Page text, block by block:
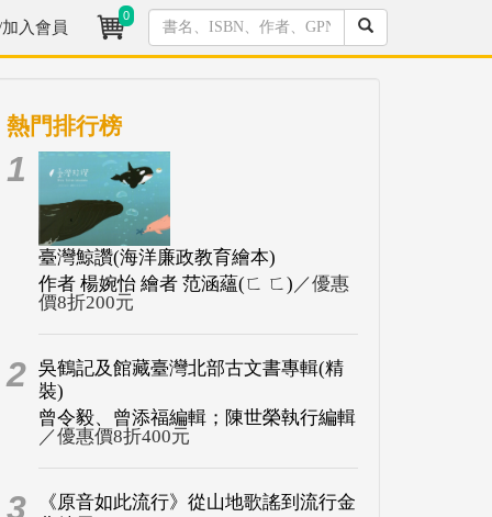
入會員
0
熱門排行榜
1
臺灣鯨讚(海洋廉政教育繪本)
作者 楊婉怡 繪者 范涵蘊(ㄈ ㄈ) ／優惠
價8折200元
2 吳鶴記及館藏臺灣北部古文書專輯(精
裝)
曾令毅、曾添福編輯；陳世榮執行編輯
／優惠價8折400元
3
《原音如此流行》從山地歌謠到流行金